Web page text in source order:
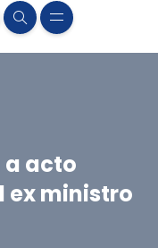
acto
ex ministro